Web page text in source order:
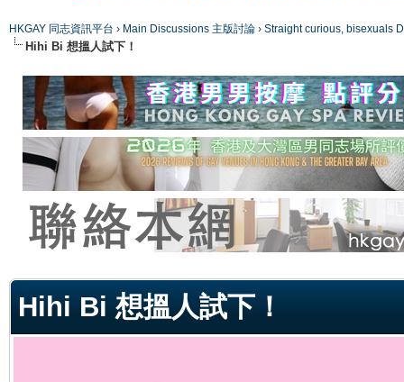
HKGAY 同志資訊平台 › Main Discussions 主版討論 › Straight curious, bisexuals
Hihi Bi 想搵人試下！
Hihi Bi 想搵人試下！